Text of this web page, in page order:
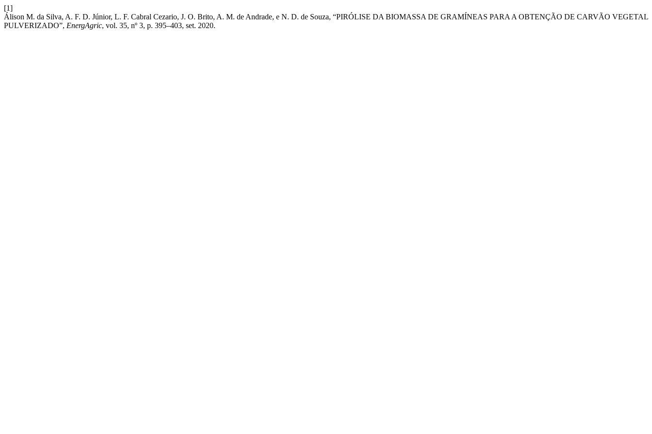
[1]
Álison M. da Silva, A. F. D. Júnior, L. F. Cabral Cezario, J. O. Brito, A. M. de Andrade, e N. D. de Souza, “PIRÓLISE DA BIOMASSA DE GRAMÍNEAS PARA A OBTENÇÃO DE CARVÃO VEGETAL
PULVERIZADO”, EnergAgric, vol. 35, nº 3, p. 395–403, set. 2020.